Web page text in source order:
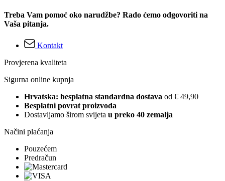
Treba Vam pomoć oko narudžbe? Rado ćemo odgovoriti na
Vaša pitanja.
Kontakt
Provjerena kvaliteta
Sigurna online kupnja
Hrvatska: besplatna standardna dostava od € 49,90
Besplatni povrat proizvoda
Dostavljamo širom svijeta u preko 40 zemalja
Načini plaćanja
Pouzećem
Predračun